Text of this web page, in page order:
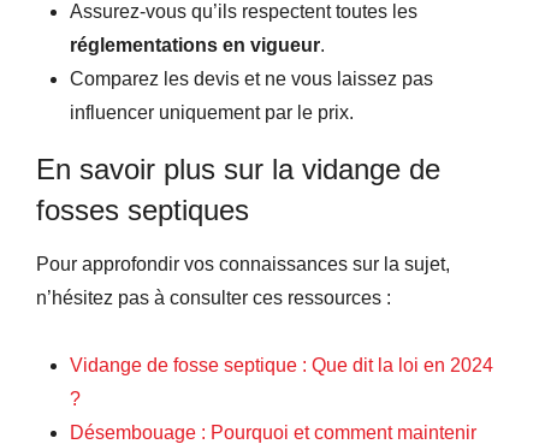
Assurez-vous qu’ils respectent toutes les
réglementations en vigueur.
Comparez les devis et ne vous laissez pas
influencer uniquement par le prix.
En savoir plus sur la vidange de
fosses septiques
Pour approfondir vos connaissances sur la sujet,
n’hésitez pas à consulter ces ressources :
Vidange de fosse septique : Que dit la loi en 2024
?
Désembouage : Pourquoi et comment maintenir